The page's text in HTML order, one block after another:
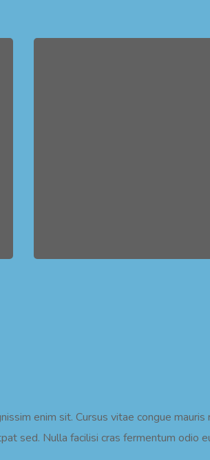
enim sit. Cursus vitae congue
sed. Nulla facilisi cras fermentum odio